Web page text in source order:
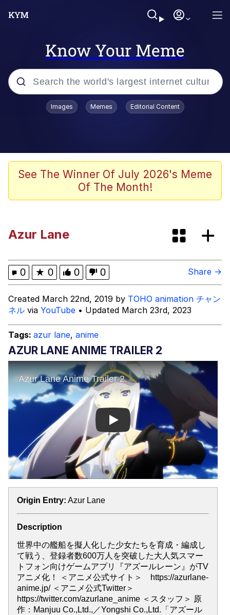
Know Your Meme
Popular searches
Scuba Dance
Meet Potential Man
Evelyn Smith Smiling /
Evelynsmithhhhh Stare
My Father-In-Law Is A Builder / We
Can't, We Don't Know How To Do It
Images Memes Editorial Content
See The Winner Of July 2026's Meme
Of The Month!
Azur Lane
0 ★ 0 0 0 Share →
Created March 22nd, 2019 by TOHO animation チャン
ネル via YouTube • Updated March 23rd, 2023
Tags: azur lane, anime
AZUR LANE ANIME TRAILER 2
Play
Origin Entry: Azur Lane
Description
世界中の艦船を擬人化した少女たちを育成・編成し
て戦う、登録者数600万人を突破した大人気スマー
トフォン向けゲームアプリ『アズールレーン』がTV
アニメ化！ ＜アニメ公式サイト＞ https://azurlane-
anime.jp/ ＜アニメ公式Twitter＞
https://twitter.com/azurlane_anime ＜スタッフ＞ 原
作：Manjuu Co.,Ltd.,／Yongshi Co.,Ltd.「アズール